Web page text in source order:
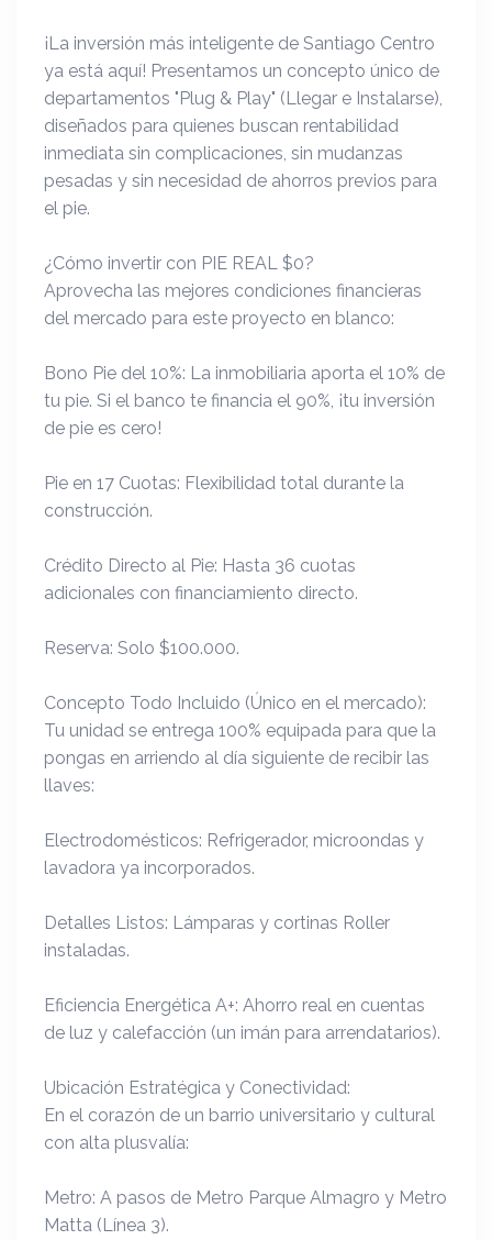
¡La inversión más inteligente de Santiago Centro
ya está aquí! Presentamos un concepto único de
departamentos "Plug & Play" (Llegar e Instalarse),
diseñados para quienes buscan rentabilidad
inmediata sin complicaciones, sin mudanzas
pesadas y sin necesidad de ahorros previos para
el pie.
¿Cómo invertir con PIE REAL $0?
Aprovecha las mejores condiciones financieras
del mercado para este proyecto en blanco:
Bono Pie del 10%: La inmobiliaria aporta el 10% de
tu pie. Si el banco te financia el 90%, ¡tu inversión
de pie es cero!
Pie en 17 Cuotas: Flexibilidad total durante la
construcción.
Crédito Directo al Pie: Hasta 36 cuotas
adicionales con financiamiento directo.
Reserva: Solo $100.000.
Concepto Todo Incluido (Único en el mercado):
Tu unidad se entrega 100% equipada para que la
pongas en arriendo al día siguiente de recibir las
llaves:
Electrodomésticos: Refrigerador, microondas y
lavadora ya incorporados.
Detalles Listos: Lámparas y cortinas Roller
instaladas.
Eficiencia Energética A+: Ahorro real en cuentas
de luz y calefacción (un imán para arrendatarios).
Ubicación Estratégica y Conectividad:
En el corazón de un barrio universitario y cultural
con alta plusvalía:
Metro: A pasos de Metro Parque Almagro y Metro
Matta (Línea 3).